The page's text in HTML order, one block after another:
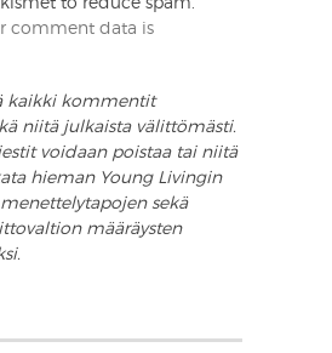
to reduce spam.
comment data is
kaikki kommentit
niitä julkaista välittömästi.
voidaan poistaa tai niitä
hieman Young Livingin
sekä
määräysten